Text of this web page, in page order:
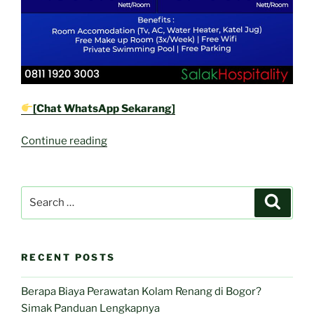
[Chat WhatsApp Sekarang]
Continue reading“Solusi
di
Cozzy
–
Cozzy
Kostel
RECENT POSTS
Berapa Biaya Perawatan Kolam Renang di Bogor?
Simak Panduan Lengkapnya